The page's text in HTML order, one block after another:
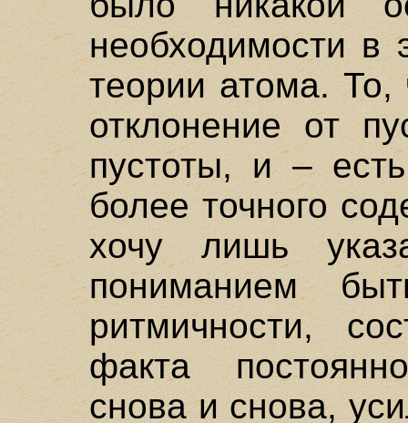
необходимости в
теории атома. То,
отклонение от
пустоты, и –
более точного
хочу лишь
пониманием
ритмичности,
факта
снова и снова,